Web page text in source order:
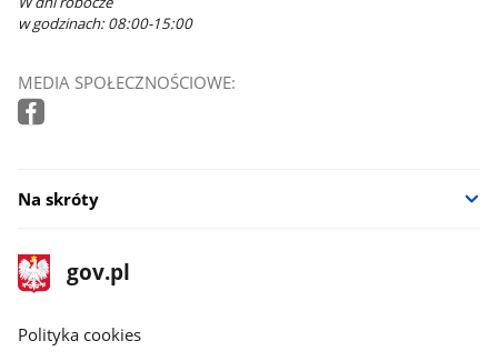
w godzinach: 08:00-15:00
MEDIA SPOŁECZNOŚCIOWE:
Na skróty
stopka
gov.pl
Strona
gov.pl
gov.pl
Polityka cookies